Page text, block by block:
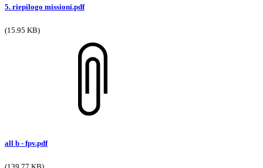
5. riepilogo missioni.pdf
(15.95 KB)
all b - fpv.pdf